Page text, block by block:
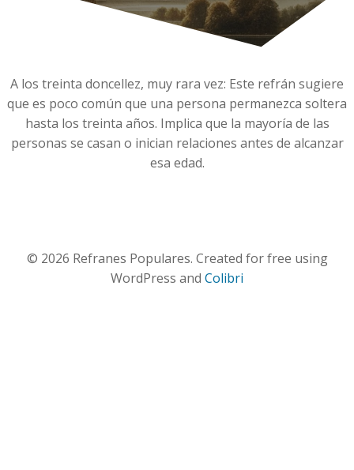
A los treinta doncellez, muy rara vez: Este refrán sugiere
que es poco común que una persona permanezca soltera
hasta los treinta años. Implica que la mayoría de las
personas se casan o inician relaciones antes de alcanzar
esa edad.
© 2026 Refranes Populares. Created for free using
WordPress and Colibri